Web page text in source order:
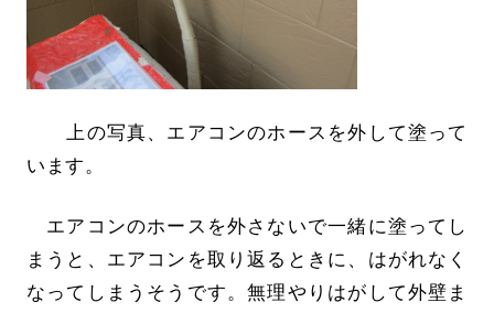
上の写真、エアコンのホースを外して塗って
います。
エアコンのホースを外さないで一緒に塗ってし
まうと、エアコンを取り返るときに、はがれなく
なってしまうそうです。無理やりはがして外壁ま